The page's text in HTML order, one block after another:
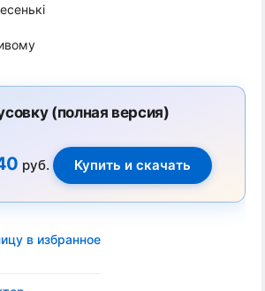
(полная версия)
руб.
в избранное